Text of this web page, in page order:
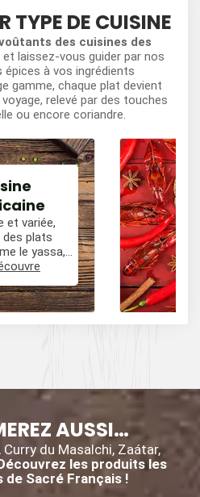
TYPE DE CUISINE
des cuisines des
et laissez-vous guider par nos
à vos ingrédients
gamme, chaque plat devient
relevé par des touches
ou encore coriandre.
et variée,
des plats
le yassa,
mafé, et
avec du
du cumin,
piments.
AUSSI…
du Masalchi, Zaátar,
les produits les
de Sacré Français !